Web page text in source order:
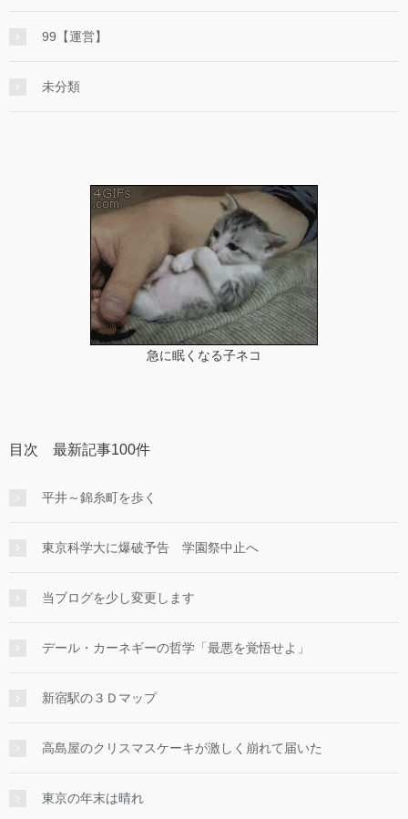
99【運営】
未分類
急に眠くなる子ネコ
目次 最新記事100件
平井～錦糸町を歩く
東京科学大に爆破予告 学園祭中止へ
当ブログを少し変更します
デール・カーネギーの哲学「最悪を覚悟せよ」
新宿駅の３Ｄマップ
高島屋のクリスマスケーキが激しく崩れて届いた
東京の年末は晴れ